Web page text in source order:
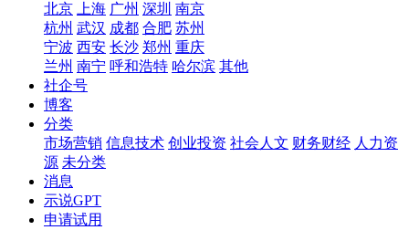
北京
上海 广州 深圳 南京
杭州 武汉 成都 合肥 苏州
宁波 西安 长沙 郑州 重庆
兰州 南宁 呼和浩特 哈尔滨 其他
社企号
博客
分类
市场营销 信息技术 创业投资 社会人文 财务财经 人力资
源 未分类
消息
示说GPT
申请试用